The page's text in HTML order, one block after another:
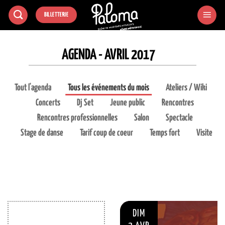
Passer
BILLETTERIE
AGENDA - AVRIL 2017
Tout l'agenda Tous les événements du mois
Ateliers / Wiki
Concerts
Dj Set Jeune public
Rencontres
Rencontres professionnelles
Salon
Spectacle
Stage de danse
Tarif coup de coeur Temps fort Visite
DIM